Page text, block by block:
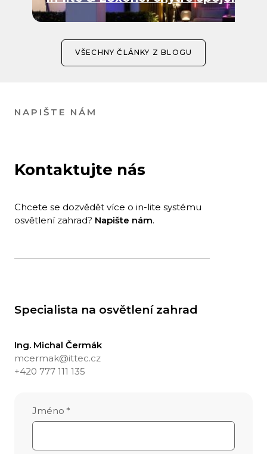
VŠECHNY ČLÁNKY Z BLOGU
NAPIŠTE NÁM
Kontaktujte nás
Chcete se dozvědět více o in-lite systému
osvětlení zahrad? Napište nám.
Specialista na osvětlení zahrad
Ing. Michal Čermák
mcermak@ittec.cz
+420 777 111 135
Jméno *